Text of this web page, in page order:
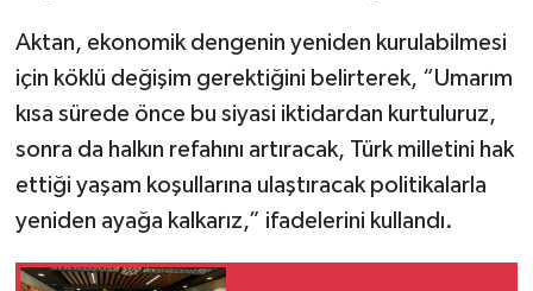
Aktan, ekonomik dengenin yeniden kurulabilmesi
için köklü değişim gerektiğini belirterek, “Umarım
kısa sürede önce bu siyasi iktidardan kurtuluruz,
sonra da halkın refahını artıracak, Türk milletini hak
ettiği yaşam koşullarına ulaştıracak politikalarla
yeniden ayağa kalkarız,” ifadelerini kullandı.